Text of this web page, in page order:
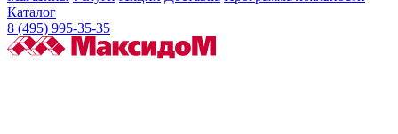
Каталог
8 (495) 995-35-35